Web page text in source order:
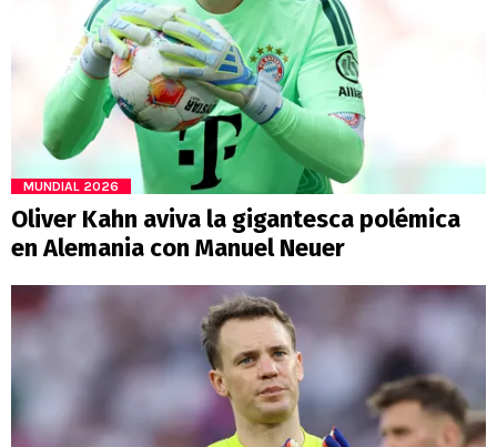
MUNDIAL 2026
Oliver Kahn aviva la gigantesca polémica
en Alemania con Manuel Neuer